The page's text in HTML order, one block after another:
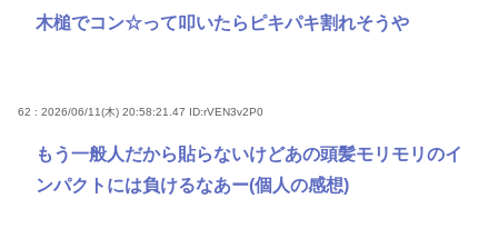
木槌でコン☆って叩いたらピキパキ割れそうや
62 : 2026/06/11(木) 20:58:21.47 ID:rVEN3v2P0
もう一般人だから貼らないけどあの頭髪モリモリのイ
ンパクトには負けるなあー(個人の感想)